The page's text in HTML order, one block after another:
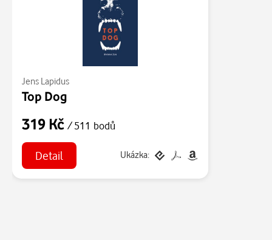
Jens Lapidus
Top Dog
319 Kč / 511 bodů
Detail Ukázka: